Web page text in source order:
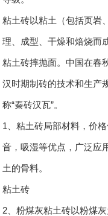
粘土砖以粘土（包括页岩
理、成型、干燥和焙烧而
粘土砖摔抛面。中国在春
汉时期制砖的技术和生产
称“秦砖汉瓦”。
1、粘土砖局部材料，价
音，吸湿等优点，广泛应
土的骨料。
粘土砖
2、粉煤灰粘土砖以粉煤